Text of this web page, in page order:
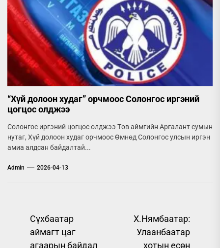
“Хүй долоон худаг” орчмоос Солонгос иргэний
цогцос олджээ
Солонгос иргэний цогцос олджээ Төв аймгийн Аргалант сумын
нутаг, Хүй долоон худаг орчмоос Өмнөд Солонгос улсын иргэн
амиа алдсан байдалтай...
Admin 2026-04-13
Post
navigation
Сүхбаатар
аймагт цаг
агаарын байдал
Х.Нямбаатар:
Улаанбаатар
хотын есөн